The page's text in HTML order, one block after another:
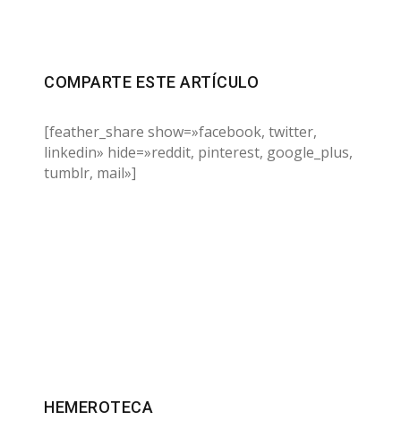
COMPARTE ESTE ARTÍCULO
[feather_share show=»facebook, twitter,
linkedin» hide=»reddit, pinterest, google_plus,
tumblr, mail»]
HEMEROTECA